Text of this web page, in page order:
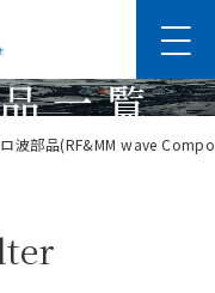
一覧
波部品(RF&MM wave